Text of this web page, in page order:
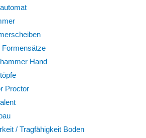
Formensätze
Hand
Proctor
/ Tragfähigkeit Boden